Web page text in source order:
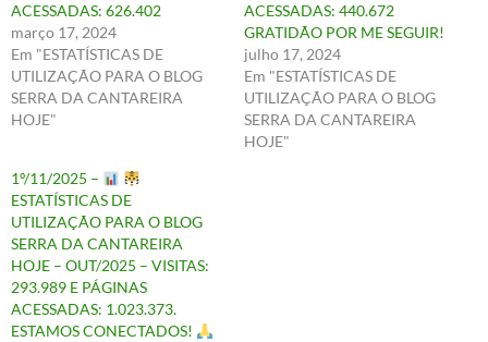
ACESSADAS: 626.402
março 17, 2024
Em "ESTATÍSTICAS DE
UTILIZAÇÃO PARA O BLOG
SERRA DA CANTAREIRA
HOJE"
ACESSADAS: 440.672
GRATIDÃO POR ME SEGUIR!
julho 17, 2024
Em "ESTATÍSTICAS DE
UTILIZAÇÃO PARA O BLOG
SERRA DA CANTAREIRA
HOJE"
1º/11/2025 –
ESTATÍSTICAS DE
UTILIZAÇÃO PARA O BLOG
SERRA DA CANTAREIRA
HOJE – OUT/2025 – VISITAS:
293.989 E PÁGINAS
ACESSADAS: 1.023.373.
ESTAMOS CONECTADOS!